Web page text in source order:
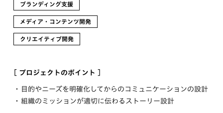
ブランディング支援
メディア・コンテンツ開発
クリエイティブ開発
[ プロジェクトのポイント ]
目的やニーズを明確化してからのコミュニケーションの設計
組織のミッションが適切に伝わるストーリー設計